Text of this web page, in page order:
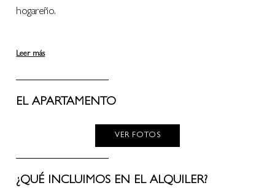
hogareño.
Leer más
EL APARTAMENTO
VER FOTOS
¿QUÉ INCLUIMOS EN EL ALQUILER?